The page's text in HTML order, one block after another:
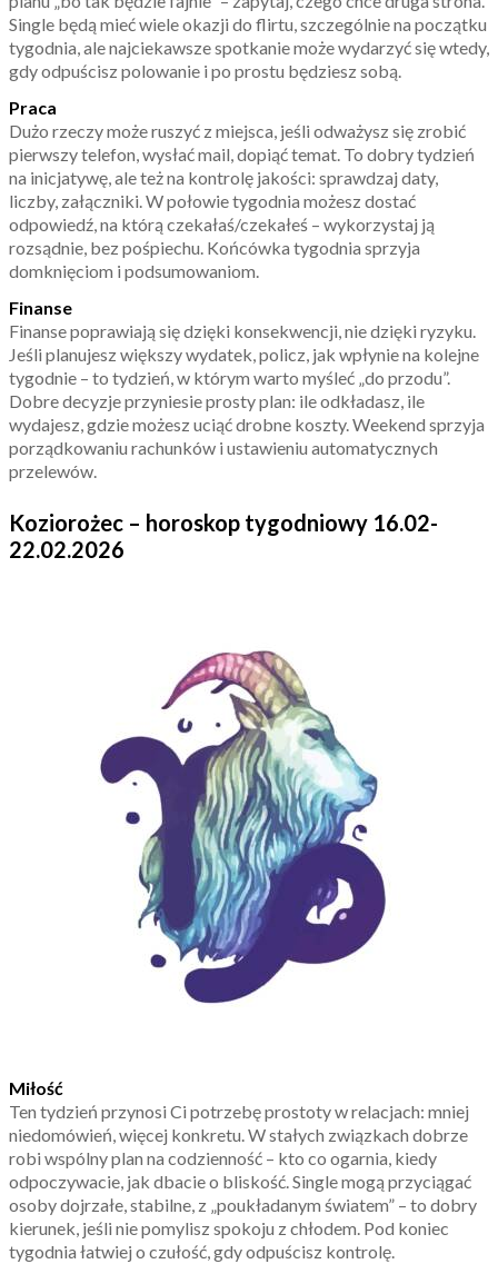
Single będą mieć wiele okazji do flirtu, szczególnie na początku
tygodnia, ale najciekawsze spotkanie może wydarzyć się wtedy,
gdy odpuścisz polowanie i po prostu będziesz sobą.
Praca
Dużo rzeczy może ruszyć z miejsca, jeśli odważysz się zrobić
pierwszy telefon, wysłać mail, dopiąć temat. To dobry tydzień
na inicjatywę, ale też na kontrolę jakości: sprawdzaj daty,
liczby, załączniki. W połowie tygodnia możesz dostać
odpowiedź, na którą czekałaś/czekałeś – wykorzystaj ją
rozsądnie, bez pośpiechu. Końcówka tygodnia sprzyja
domknięciom i podsumowaniom.
Finanse
Finanse poprawiają się dzięki konsekwencji, nie dzięki ryzyku.
Jeśli planujesz większy wydatek, policz, jak wpłynie na kolejne
tygodnie – to tydzień, w którym warto myśleć „do przodu”.
Dobre decyzje przyniesie prosty plan: ile odkładasz, ile
wydajesz, gdzie możesz uciąć drobne koszty. Weekend sprzyja
porządkowaniu rachunków i ustawieniu automatycznych
przelewów.
Koziorożec – horoskop tygodniowy 16.02-
22.02.2026
Miłość
Ten tydzień przynosi Ci potrzebę prostoty w relacjach: mniej
niedomówień, więcej konkretu. W stałych związkach dobrze
robi wspólny plan na codzienność – kto co ogarnia, kiedy
odpoczywacie, jak dbacie o bliskość. Single mogą przyciągać
osoby dojrzałe, stabilne, z „poukładanym światem” – to dobry
kierunek, jeśli nie pomylisz spokoju z chłodem. Pod koniec
tygodnia łatwiej o czułość, gdy odpuścisz kontrolę.